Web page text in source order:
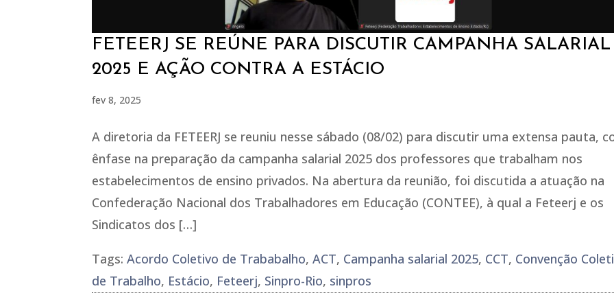
FETEERJ SE REÚNE PARA DISCUTIR CAMPANHA SALARIAL
2025 E AÇÃO CONTRA A ESTÁCIO
fev 8, 2025
A diretoria da FETEERJ se reuniu nesse sábado (08/02) para discutir uma extensa pauta,
ênfase na preparação da campanha salarial 2025 dos professores que trabalham nos
estabelecimentos de ensino privados. Na abertura da reunião, foi discutida a atuação na
Confederação Nacional dos Trabalhadores em Educação (CONTEE), à qual a Feteerj e os
Sindicatos dos […]
Tags:Acordo Coletivo de Trababalho,ACT, Campanha salarial 2025, CCT, Convenção
de Trabalho, Estácio, Feteerj, Sinpro-Rio, sinpros